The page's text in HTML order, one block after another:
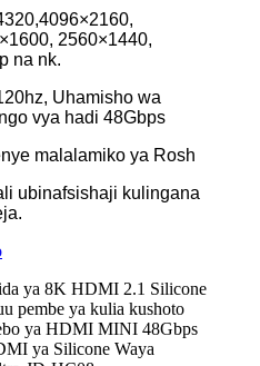
2560×1440,
na nk.
Uhamisho wa
vya hadi 48Gbps
malalamiko ya Rosh
ubinafsishaji kulingana